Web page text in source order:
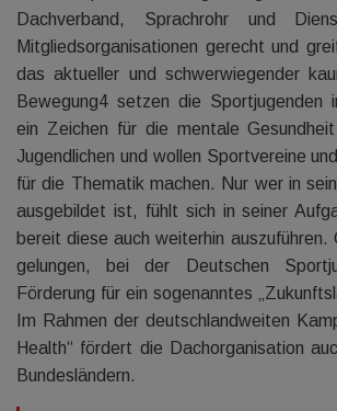
Dachverband, Sprachrohr und
Mitgliedsorganisationen gerecht und
das aktueller und schwerwiegender
Bewegung4 setzen die Sportjugenden
ein Zeichen für die mentale
Jugendlichen und wollen Sportvereine
für die Thematik machen. Nur wer in
ausgebildet ist, fühlt sich in seiner
bereit diese auch weiterhin auszuführen.
gelungen, bei der Deutschen
Förderung für ein sogenanntes
Im Rahmen der deutschlandweiten
Health“ fördert die Dachorganisation
Bundesländern.